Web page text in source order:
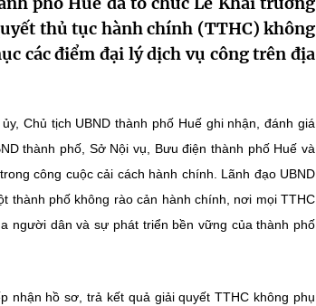
thủ tục hành chính (TTHC) không
các điểm đại lý dịch vụ công trên địa
Chủ tịch UBND thành phố Huế ghi nhận, đánh giá
thành phố, Sở Nội vụ, Bưu điện thành phố Huế và
công cuộc cải cách hành chính. Lãnh đạo UBND
thành phố không rào cản hành chính, nơi mọi TTHC
người dân và sự phát triển bền vững của thành phố
nhận hồ sơ, trả kết quả giải quyết TTHC không phụ